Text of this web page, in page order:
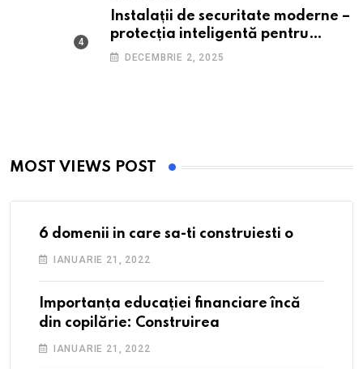
Instalații de securitate moderne –
protecția inteligentă pentru
locuințe și spații comerciale
DECEMBRIE 2, 2025
MOST VIEWS POST
6 domenii in care sa-ti construiesti o
IANUARIE 21, 2022
Importanța educației financiare încă
din copilărie: Construirea
IANUARIE 21, 2022